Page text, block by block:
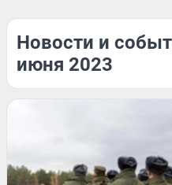
Новости и
июня 2023